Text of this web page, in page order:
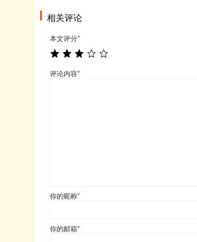
相关评论
本文评分*
评论内容*
你的昵称*
你的邮箱*